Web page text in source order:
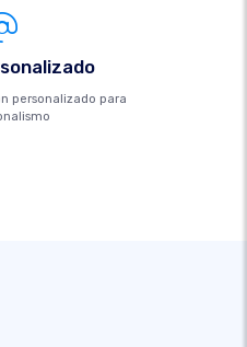
personalizado para